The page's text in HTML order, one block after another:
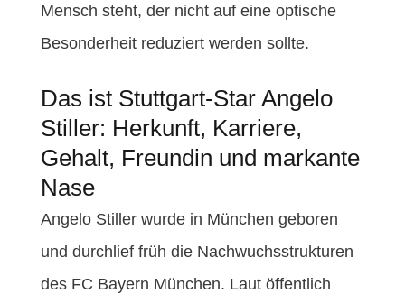
Mensch steht, der nicht auf eine optische
Besonderheit reduziert werden sollte.
Das ist Stuttgart-Star Angelo
Stiller: Herkunft, Karriere,
Gehalt, Freundin und markante
Nase
Angelo Stiller wurde in München geboren
und durchlief früh die Nachwuchsstrukturen
des FC Bayern München. Laut öffentlich